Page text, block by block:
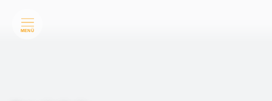
MENÜ